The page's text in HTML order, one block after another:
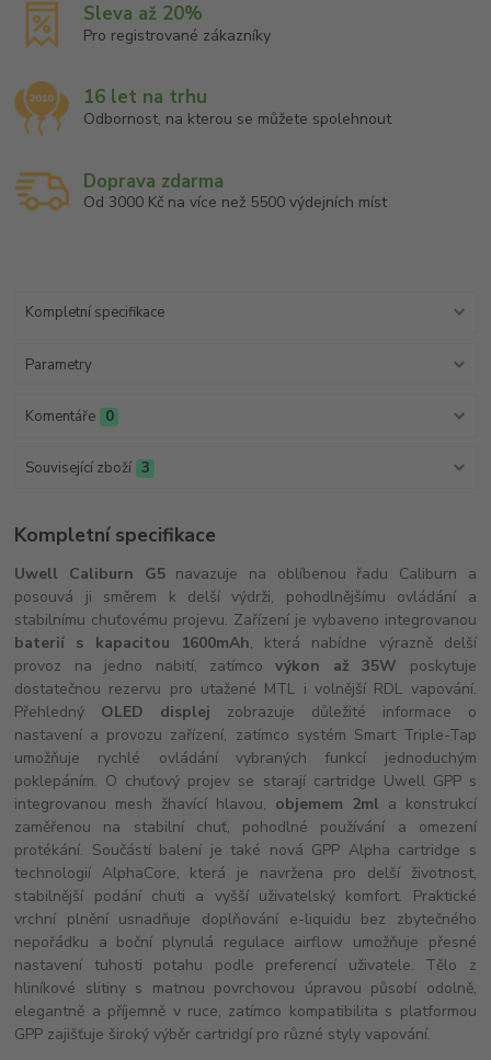
Sleva až 20%
Pro registrované zákazníky
16 let na trhu
Odbornost, na kterou se můžete spolehnout
Doprava zdarma
Od 3000 Kč na více než 5500 výdejních míst
Kompletní specifikace
Parametry
Komentáře 0
Související zboží 3
Kompletní specifikace
Uwell Caliburn G5navazuje na oblíbenou řadu Caliburn a
posouvá ji směrem k delší výdrži, pohodlnějšímu ovládání a
stabilnímu chuťovému projevu. Zařízení je vybaveno integrovanou
baterií s kapacitou 1600mAh, která nabídne výrazně delší
provoz na jedno nabití, zatímcovýkon až 35W poskytuje
dostatečnou rezervu pro utažené MTL i volnější RDL vapování.
Přehledný OLED displej zobrazuje důležité informace o
nastavení a provozu zařízení, zatímco systém Smart Triple-Tap
umožňuje rychlé ovládání vybraných funkcí jednoduchým
poklepáním. O chuťový projev se starají cartridge Uwell GPP s
integrovanou mesh žhavící hlavou, objemem 2ml a konstrukcí
zaměřenou na stabilní chuť, pohodlné používání a omezení
protékání. Součástí balení je také nová GPP Alpha cartridge s
technologií AlphaCore, která je navržena pro delší životnost,
stabilnější podání chuti a vyšší uživatelský komfort. Praktické
vrchní plnění usnadňuje doplňování e-liquidu bez zbytečného
nepořádku a boční plynulá regulace airflow umožňuje přesné
nastavení tuhosti potahu podle preferencí uživatele. Tělo z
hliníkové slitiny s matnou povrchovou úpravou působí odolně,
elegantně a příjemně v ruce, zatímco kompatibilita s platformou
GPP zajišťuje široký výběr cartridgí pro různé styly vapování.